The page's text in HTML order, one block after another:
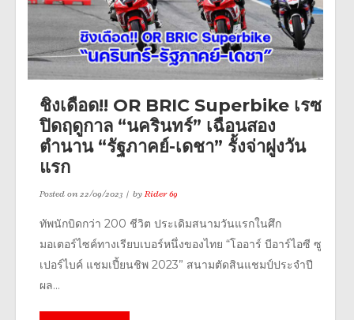
ชิงเดือด!! OR BRIC Superbike เรซ
ปิดฤดูกาล “นครินทร์” เฉือนสอง
ตำนาน “รัฐภาคย์-เดชา” รั้งจ่าฝูงวัน
แรก
Posted on22/09/2023 byRider 69
ทัพนักบิดกว่า 200 ชีวิต ประเดิมสนามวันแรกในศึก
มอเตอร์ไซค์ทางเรียบเบอร์หนึ่งของไทย “โออาร์ บีอาร์ไอซี ซู
เปอร์ไบค์ แชมเปี้ยนชิพ 2023” สนามตัดสินแชมป์ประจำปี
ผล...